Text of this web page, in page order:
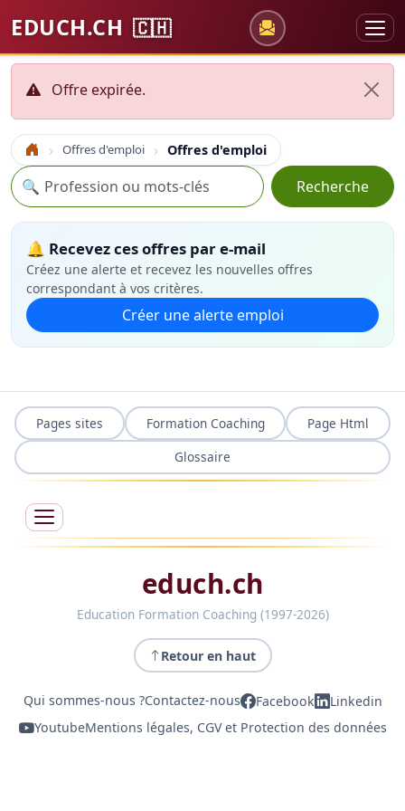
EDUCH.CH 🇨🇭
Offre expirée.
Accueil Offres d'emploi Offres d'emploi
Recherche
🔍 Recherche
🔔 Recevez ces offres par e-mail
Créez une alerte et recevez les nouvelles offres
correspondant à vos critères.
Créer une alerte emploi
Pages sites Formation Coaching
Page Html
Glossaire
educh.ch
Education Formation Coaching (1997-2026)
Retour en haut
Qui sommes-nous ?Contactez-nous Facebook
Linkedin
YoutubeMentions légales, CGV et Protection des données